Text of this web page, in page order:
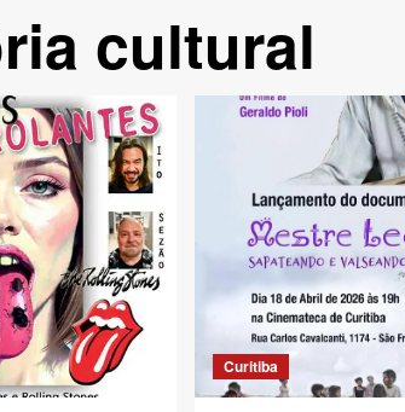
cultural
Curitiba